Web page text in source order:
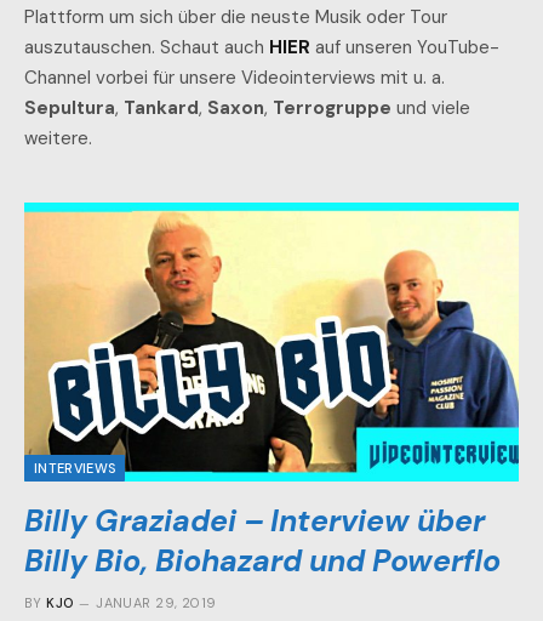
Plattform um sich über die neuste Musik oder Tour
auszutauschen. Schaut auch HIER auf unseren YouTube-
Channel vorbei für unsere Videointerviews mit u. a.
Sepultura, Tankard, Saxon, Terrogruppe und viele
weitere.
INTERVIEWS
Billy Graziadei – Interview über
Billy Bio, Biohazard und Powerflo
BY KJO JANUAR 29, 2019